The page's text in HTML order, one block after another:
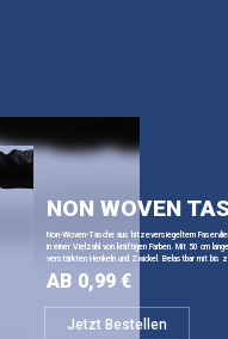
NON WOVEN
Non-Woven-Tasche aus hitzeversiegeltem
in einer Vielzahl von kräftigen Farben. Mit 50 cm
verstärkten Henkeln und Zwickel. Belastbar mit bis
Jetzt Bestellen
AB 0,99 €